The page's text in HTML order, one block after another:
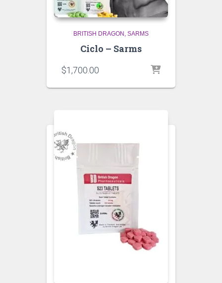
BRITISH DRAGON SARMS
Ciclo – Sarms
$1,700.00